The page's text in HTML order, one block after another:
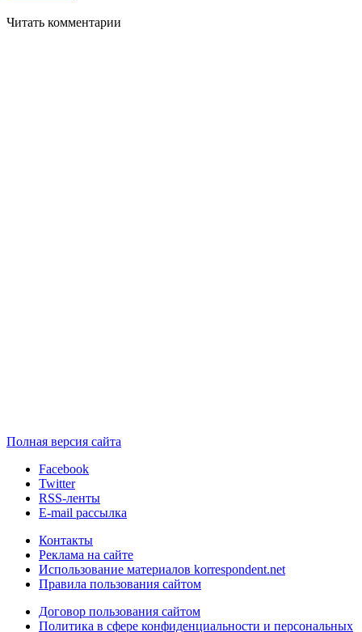
Читать комментарии
Полная версия сайта
Facebook
Twitter
RSS-ленты
E-mail рассылка
Контакты
Реклама на сайте
Использование материалов korrespondent.net
Правила пользования сайтом
Договор пользования сайтом
Политика в сфере конфиденциальности и персональных